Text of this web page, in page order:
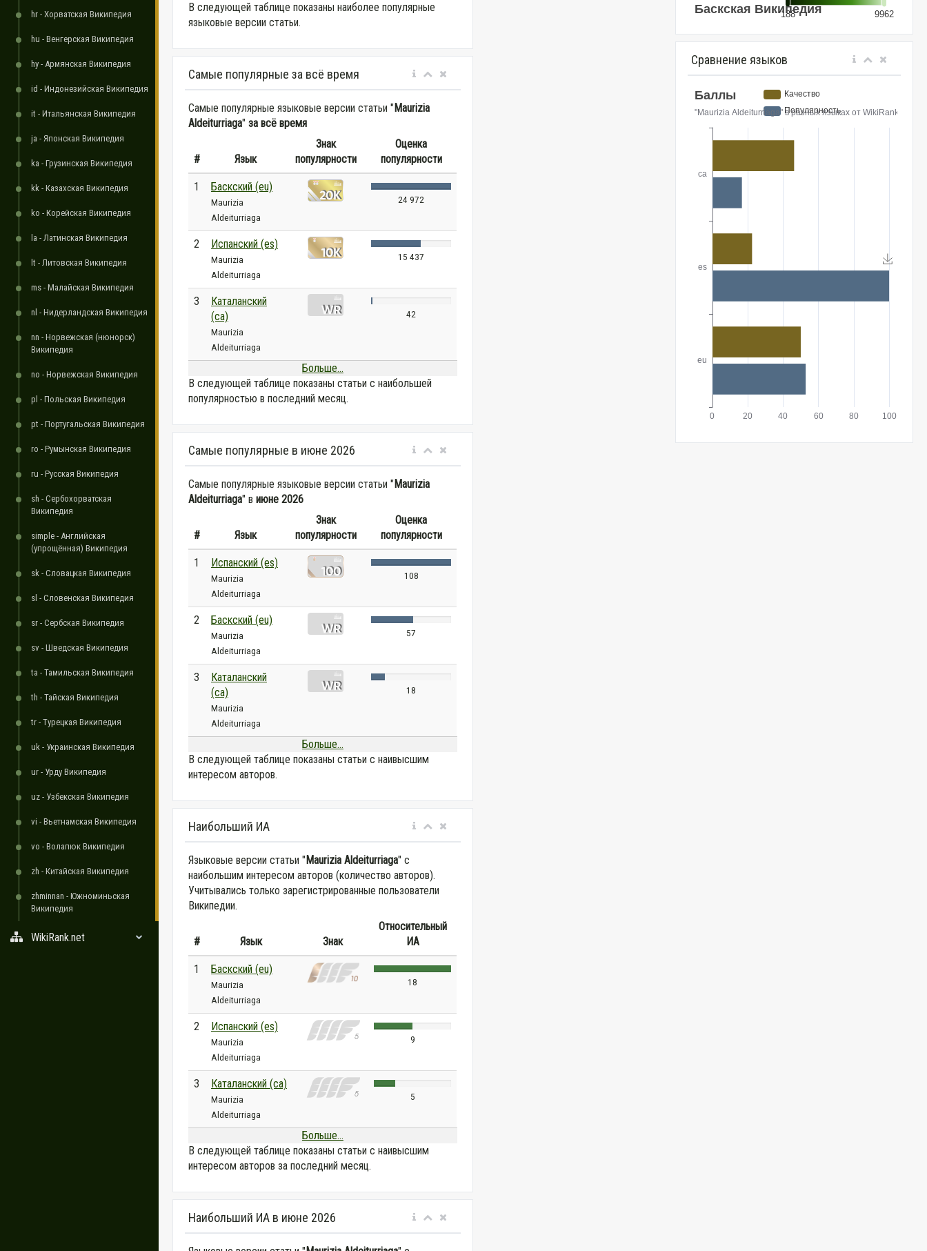
hr - Хорватская Википедия
hu - Венгерская Википедия
hy - Армянская Википедия
id - Индонезийская Википедия
it - Итальянская Википедия
ja - Японская Википедия
ka - Грузинская Википедия
kk - Казахская Википедия
ko - Корейская Википедия
la - Латинская Википедия
lt - Литовская Википедия
ms - Малайская Википедия
nl - Нидерландская Википедия
nn - Норвежская (нюнорск)
Википедия
no - Норвежская Википедия
pl - Польская Википедия
pt - Португальская Википедия
ro - Румынская Википедия
ru - Русская Википедия
sh - Сербохорватская
Википедия
simple - Английская
(упрощённая) Википедия
sk - Словацкая Википедия
sl - Словенская Википедия
sr - Сербская Википедия
sv - Шведская Википедия
ta - Тамильская Википедия
th - Тайская Википедия
tr - Турецкая Википедия
uk - Украинская Википедия
ur - Урду Википедия
uz - Узбекская Википедия
vi - Вьетнамская Википедия
vo - Волапюк Википедия
zh - Китайская Википедия
zhminnan - Южноминьская
Википедия
WikiRank.net
В следующей таблице показаны наиболее популярные
языковые версии статьи.
Самые популярные за всё время
Самые популярные языковые версии статьи " Maurizia
Aldeiturriaga" за всё время
# Язык
Знак
популярности
Оценка
популярности
1 Баскский (eu)
Maurizia
Aldeiturriaga
24 972
2 Испанский (es)
Maurizia
Aldeiturriaga
15 437
3
Каталанский
(ca)
Maurizia
Aldeiturriaga
42
Больше...
В следующей таблице показаны статьи с наибольшей
популярностью в последний месяц.
Самые популярные в июне 2026
Самые популярные языковые версии статьи " Maurizia
Aldeiturriaga" в июне 2026
# Язык
Знак
популярности
Оценка
популярности
1 Испанский (es)
Maurizia
Aldeiturriaga
108
2 Баскский (eu)
Maurizia
Aldeiturriaga
57
3
Каталанский
(ca)
Maurizia
Aldeiturriaga
18
Больше...
В следующей таблице показаны статьи с наивысшим
интересом авторов.
Наибольший ИА
Языковые версии статьи " Maurizia Aldeiturriaga" с
наибольшим интересом авторов (количество авторов).
Учитывались только зарегистрированные пользователи
Википедии.
# Язык Знак
Относительный
ИА
1 Баскский (eu)
Maurizia
Aldeiturriaga
18
2 Испанский (es)
Maurizia
Aldeiturriaga
9
3 Каталанский (ca)
Maurizia
Aldeiturriaga
5
Больше...
В следующей таблице показаны статьи с наивысшим
интересом авторов за последний месяц.
Наибольший ИА в июне 2026
Сравнение языков